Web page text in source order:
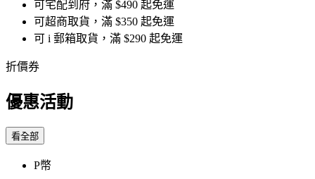
可宅配到府，滿 $490 起免運
可超商取貨，滿 $350 起免運
可 i 郵箱取貨，滿 $290 起免運
折價券
優惠活動
看全部
P幣